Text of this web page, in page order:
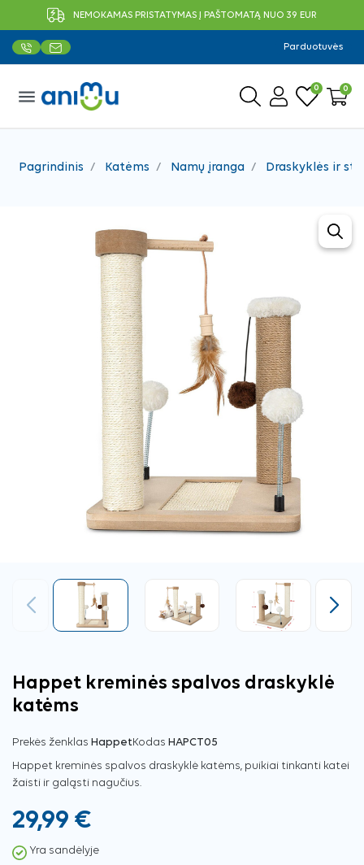
NEMOKAMAS PRISTATYMAS Į PAŠTOMATĄ NUO 39 EUR
Parduotuvės
menu 0 0
Pagrindinis Katėms Namų įranga Draskyklės ir
Ankstesnis Tęsti
Happet kreminės spalvos draskyklė
katėms
Prekės ženklas HappetKodas HAPCT05
Happet kreminės spalvos draskyklė katėms, puikiai tinkanti katei
žaisti ir galąsti nagučius.
29,99 €
Yra sandėlyje